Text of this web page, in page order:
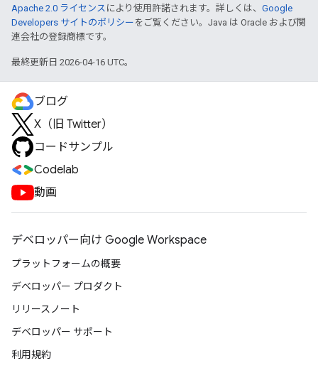
Apache 2.0 ライセンス により使用許諾されます。詳しくは、 Google
Developers サイトのポリシー をご覧ください。Java は Oracle および関
連会社の登録商標です。
最終更新日 2026-04-16 UTC。
ブログ
X（旧 Twitter）
コードサンプル
Codelab
動画
デベロッパー向け Google Workspace
プラットフォームの概要
デベロッパー プロダクト
リリースノート
デベロッパー サポート
利用規約